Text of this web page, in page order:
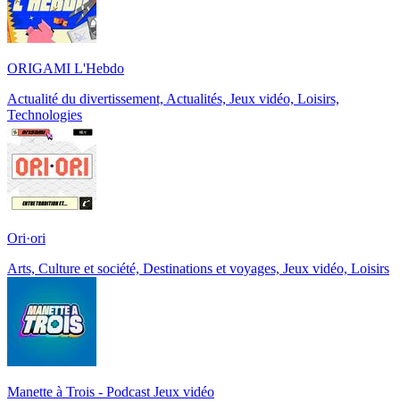
ORIGAMI L'Hebdo
Actualité du divertissement, Actualités, Jeux vidéo, Loisirs,
Technologies
Ori·ori
Arts, Culture et société, Destinations et voyages, Jeux vidéo, Loisirs
Manette à Trois - Podcast Jeux vidéo